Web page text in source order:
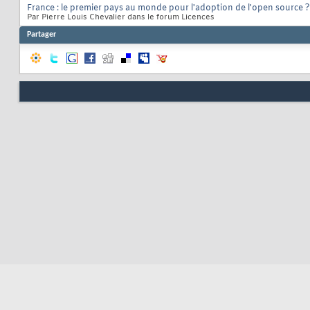
France : le premier pays au monde pour l'adoption de l'open source ?
Par Pierre Louis Chevalier dans le forum Licences
Partager